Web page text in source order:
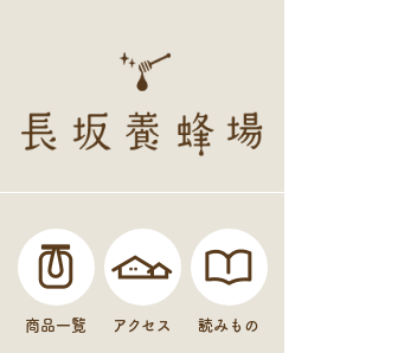
商品一覧 アクセス 読みもの